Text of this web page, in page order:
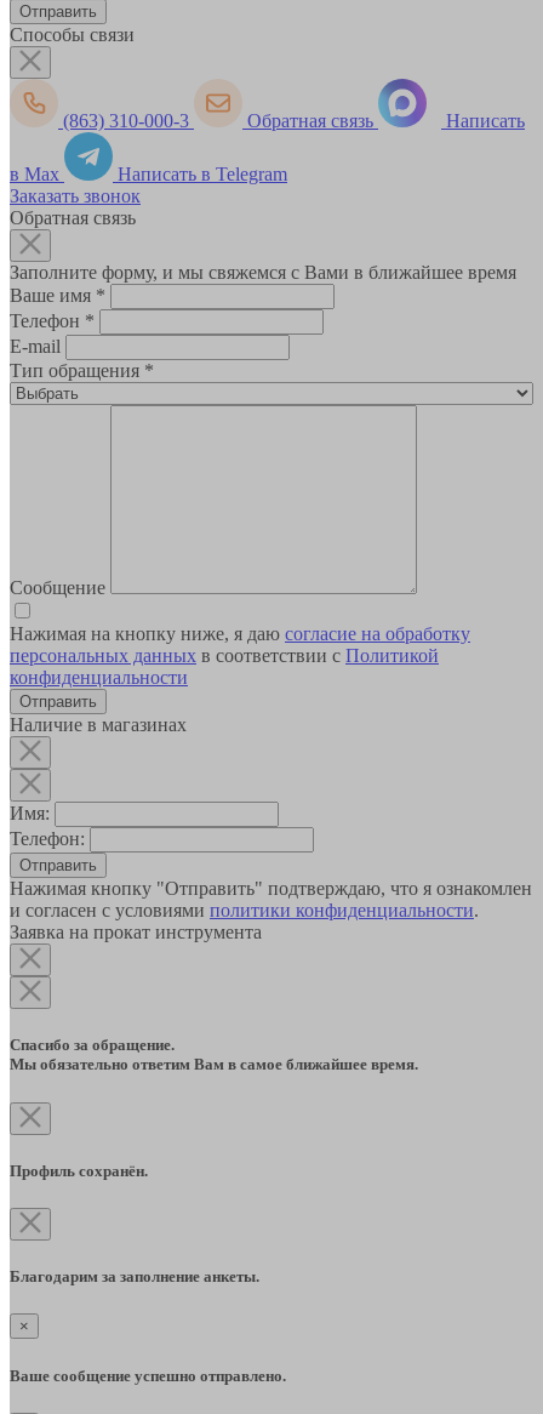
Способы связи
(863) 310-000-3 Обратная связь Написать
в Max
Написать в Telegram
Заказать звонок
Обратная связь
Заполните форму, и мы свяжемся с Вами в ближайшее время
Ваше имя *
Телефон *
E-mail
Тип обращения *
Сообщение
Нажимая на кнопку ниже, я даю согласие на обработку
персональных данных в соответствии с Политикой
конфиденциальности
Наличие в магазинах
Имя:
Телефон:
Отправить
Нажимая кнопку "Отправить" подтверждаю, что я ознакомлен
и согласен с условиями политики конфиденциальности.
Заявка на прокат инструмента
Спасибо за обращение.
Мы обязательно ответим Вам в самое ближайшее время.
Профиль сохранён.
Благодарим за заполнение анкеты.
×
Ваше сообщение успешно отправлено.